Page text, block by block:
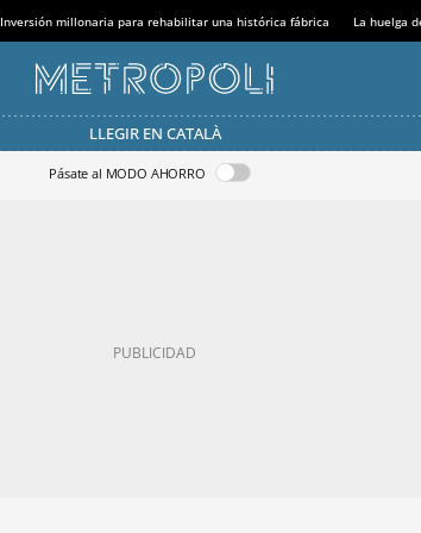
Inversión millonaria para rehabilitar una histórica fábrica La huelga
LLEGIR EN CATALÀ
Pásate al MODO AHORRO